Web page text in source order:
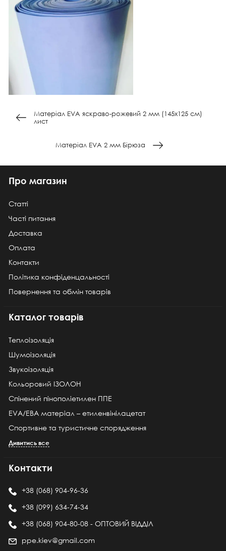
Матеріал EVA яскраво-рожевий 2 мм (145х125 см)
лист
Матеріал EVA 2 мм Бірюза
Про магазин
Статті
Часті питання
Доставка
Оплата
Контакти
Політика конфіденцальності
Повернення та обмін товарів
Каталог товарів
Теплоізоляція
Шумоізоляція
Звукоізоляція
Кольоровий ІЗОЛОН
Спінений пінополіетилен ППЕ
EVA/ЕВА матеріал – етиленвінілацетат
Спортивне та туристичне спорядження
Дивитись все
Контакти
+38 (068) 904-96-36
+38 (099) 634-74-34
+38 (068) 904-80-08 - ОПТОВИЙ ВІДДІЛ
ppe.kiev@gmail.com